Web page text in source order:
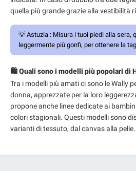
quella più grande grazie alla vestibilità
💡 Astuzia : Misura i tuoi piedi alla sera,
leggermente più gonfi, per ottenere la
🛍️ Quali sono i modelli più popolari di
Tra i modelli più amati ci sono le Wally
donna, apprezzate per la loro
propone anche linee dedicate ai
colori stagionali. Questi modelli sono
varianti di tessuto, dal canvas alla pelle.